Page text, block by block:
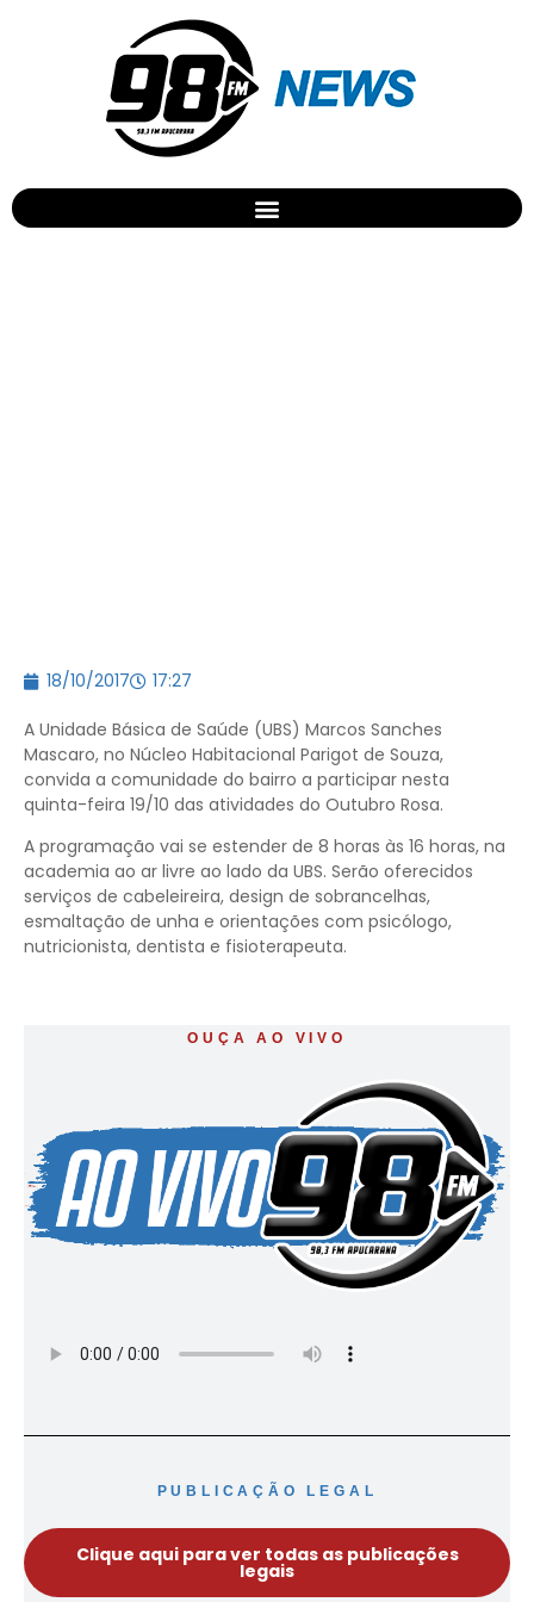
18/10/2017 17:27
A Unidade Básica de Saúde (UBS) Marcos Sanches
Mascaro, no Núcleo Habitacional Parigot de Souza,
convida a comunidade do bairro a participar nesta
quinta-feira 19/10 das atividades do Outubro Rosa.
A programação vai se estender de 8 horas às 16 horas, na
academia ao ar livre ao lado da UBS. Serão oferecidos
serviços de cabeleireira, design de sobrancelhas,
esmaltação de unha e orientações com psicólogo,
nutricionista, dentista e fisioterapeuta.
OUÇA AO VIVO
PUBLICAÇÃO LEGAL
Clique aqui para ver todas as publicações
legais